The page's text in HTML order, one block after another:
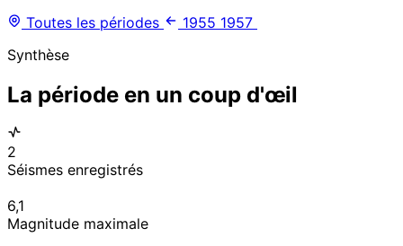
Toutes les périodes
1955 1957
Synthèse
La période en un coup d'œil
2
Séismes enregistrés
6,1
Magnitude maximale